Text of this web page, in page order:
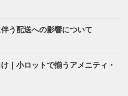
う配送への影響について
｜小ロットで揃うアメニティ・